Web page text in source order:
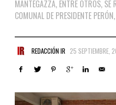
MANTEGAZZA, ENTRE OTROS, SE
COMUNAL DE PRESIDENTE
REDACCIÓN IR 25 SEPTIEMBRE,